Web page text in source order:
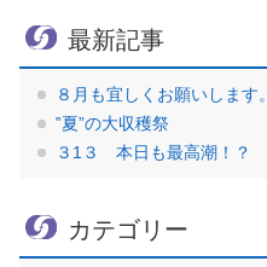
最新記事
８月も宜しくお願いします。
‟夏”の大収穫祭
３1３ 本日も最高潮！？
カテゴリー